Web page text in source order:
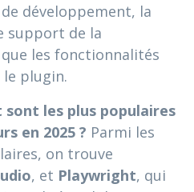
développement, la
support de la
les fonctionnalités
le plugin.
les plus populaires
en 2025 ? Parmi les
on trouve
, et Playwright, qui